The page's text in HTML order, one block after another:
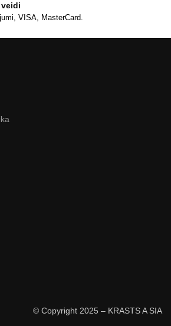
VISA, MasterCard.
© Copyright 2025 – KRASTS A SIA